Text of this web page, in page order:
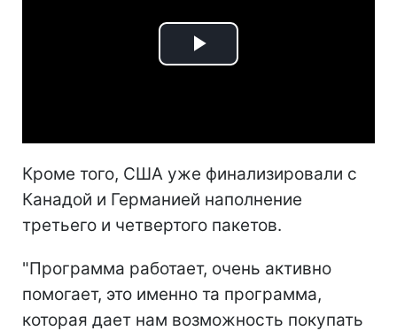
Play
Кроме того, США уже финализировали с
Канадой и Германией наполнение
третьего и четвертого пакетов.
"Программа работает, очень активно
помогает, это именно та программа,
которая дает нам возможность покупать